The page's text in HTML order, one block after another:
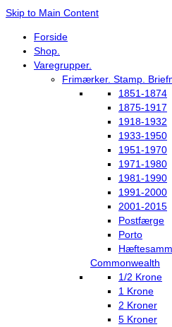
Skip to Main Content
Forside
Shop.
Varegrupper.
Frimærker. Stamp.
1851-1874
1875-1917
1918-1932
1933-1950
1951-1970
1971-1980
1981-1990
1991-2000
2001-2015
Postfærge
Porto
Commonwealth
1/2 Krone
1 Krone
2 Kroner
5 Kroner